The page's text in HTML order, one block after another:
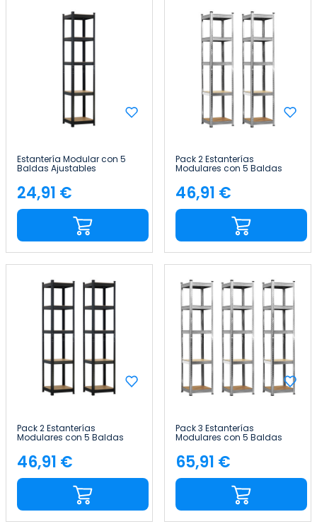
Estantería Modular con 5
Baldas Ajustables
Home
Precio
24,91 €
Pack 2 Estanterías
Modulares con 5 Baldas
175Kg Thinia Home
Precio
46,91 €
Pack 2 Estanterías
Modulares con 5 Baldas
175Kg Thinia Home
Precio
46,91 €
Pack 3 Estanterías
Modulares con 5 Baldas
175Kg Thinia Home
Precio
65,91 €